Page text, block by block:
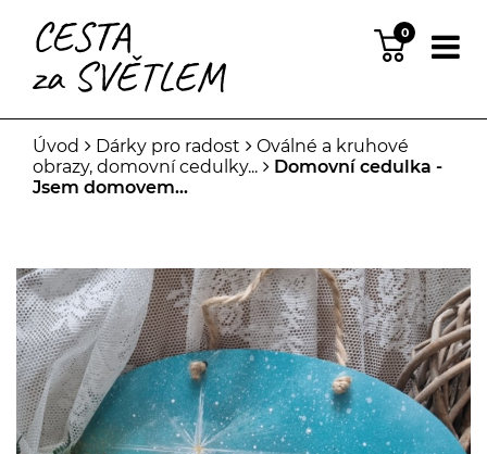
0
Úvod Dárky pro radost
Oválné a kruhové
obrazy, domovní cedulky...
Domovní cedulka -
Jsem domovem...